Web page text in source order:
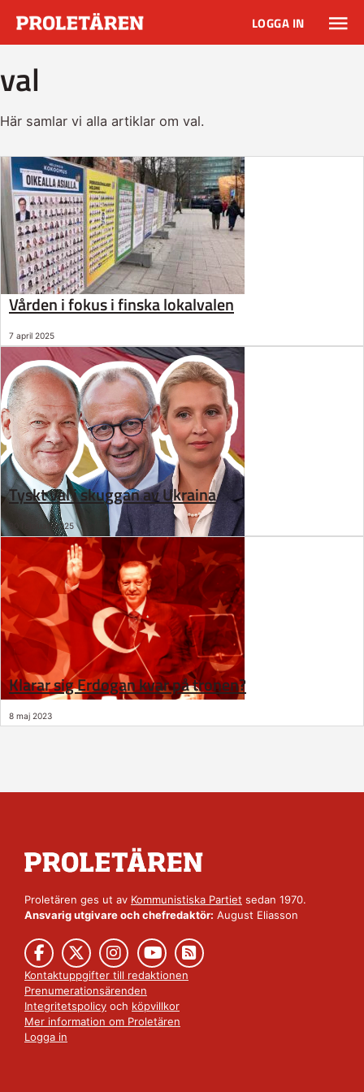
LOGGA IN
val
Här samlar vi alla artiklar om val.
Vården i fokus i finska lokalvalen
7 april 2025
Tyskt val i skuggan av Ukraina
20 februari 2025
Klarar sig Erdogan kvar på tronen?
8 maj 2023
Proletären ges ut av Kommunistiska Partiet sedan 1970.
Ansvarig utgivare och chefredaktör: August Eliasson
Kontaktuppgifter till redaktionen
Prenumerationsärenden
Integritetspolicy och köpvillkor
Mer information om Proletären
Logga in